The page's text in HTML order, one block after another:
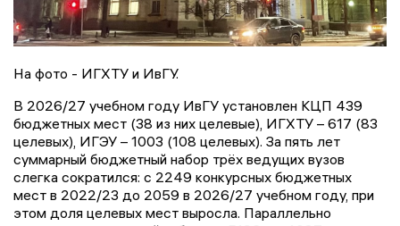
На фото - ИГХТУ и ИвГУ.
В 2026/27 учебном году ИвГУ установлен КЦП 439
бюджетных мест (38 из них целевые), ИГХТУ – 617 (83
целевых), ИГЭУ – 1003 (108 целевых). За пять лет
суммарный бюджетный набор трёх ведущих вузов
слегка сократился: с 2249 конкурсных бюджетных
мест в 2022/23 до 2059 в 2026/27 учебном году, при
этом доля целевых мест выросла. Параллельно